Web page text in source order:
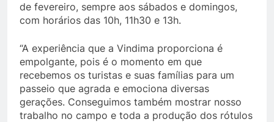
de fevereiro, sempre aos sábados e domingos,
com horários das 10h, 11h30 e 13h.
“A experiência que a Vindima proporciona é
empolgante, pois é o momento em que
recebemos os turistas e suas famílias para um
passeio que agrada e emociona diversas
gerações. Conseguimos também mostrar nosso
trabalho no campo e toda a produção dos rótulos